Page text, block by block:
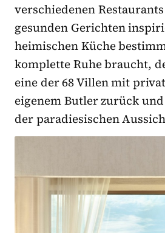
verschiedenen
gesunden Gerichten
heimischen Küche
komplette Ruhe braucht,
eine der 68 Villen mit
eigenem Butler zurück
der paradiesischen